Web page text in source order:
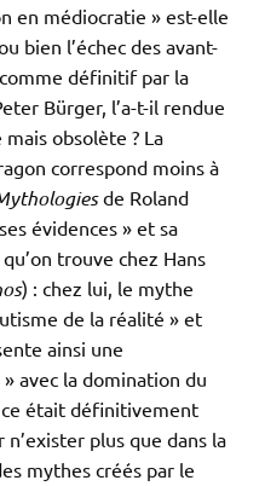
en médiocratie » est-elle
bien l’échec des avant-
définitif par la
Bürger, l’a-t-il rendue
obsolète ? La
correspond moins à
de Roland
évidences » et sa
trouve chez Hans
) : chez lui, le mythe
de la réalité » et
ainsi une
avec la domination du
était définitivement
plus que dans la
mythes créés par le